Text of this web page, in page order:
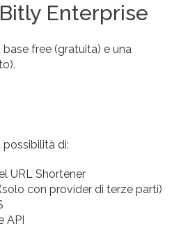
Enterprise
free (gratuita) e una
possibilità di:
URL Shortener
con provider di terze parti)
API